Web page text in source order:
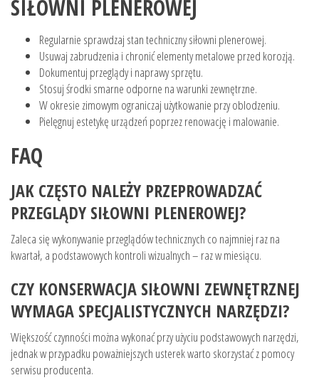
SIŁOWNI PLENEROWEJ
Regularnie sprawdzaj stan techniczny siłowni plenerowej.
Usuwaj zabrudzenia i chronić elementy metalowe przed korozją.
Dokumentuj przeglądy i naprawy sprzętu.
Stosuj środki smarne odporne na warunki zewnętrzne.
W okresie zimowym ograniczaj użytkowanie przy oblodzeniu.
Pielęgnuj estetykę urządzeń poprzez renowację i malowanie.
FAQ
JAK CZĘSTO NALEŻY PRZEPROWADZAĆ
PRZEGLĄDY SIŁOWNI PLENEROWEJ?
Zaleca się wykonywanie przeglądów technicznych co najmniej raz na
kwartał, a podstawowych kontroli wizualnych – raz w miesiącu.
CZY KONSERWACJA SIŁOWNI ZEWNĘTRZNEJ
WYMAGA SPECJALISTYCZNYCH NARZĘDZI?
Większość czynności można wykonać przy użyciu podstawowych narzędzi,
jednak w przypadku poważniejszych usterek warto skorzystać z pomocy
serwisu producenta.